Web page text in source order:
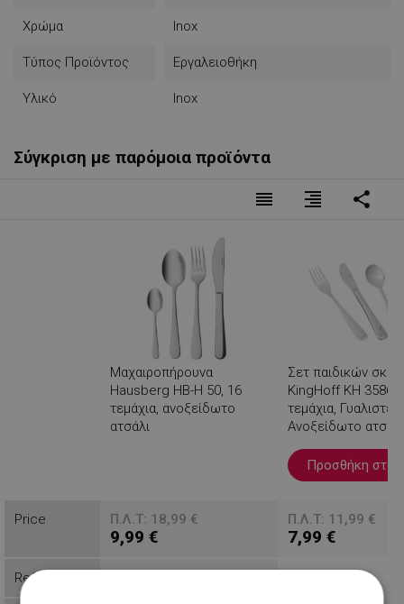
Χρώμα Inox
Τύπος Προϊόντος Εργαλειοθήκη
Υλικό Inox
Σύγκριση με παρόμοια προϊόντα
reorder format_align_right share
Μαχαιροπήρουνα
Hausberg HB-H 50, 16
τεμάχια, ανοξείδωτο
ατσάλι
Σετ παιδικών
KingHoff KH 3586,
τεμάχια,
Ανοξείδωτο ατσάλι
Προσθήκη στο
Price Π.Λ.Τ: 18,99 €
9,99 €
Π.Λ.Τ: 11,99 €
7,99 €
Reference